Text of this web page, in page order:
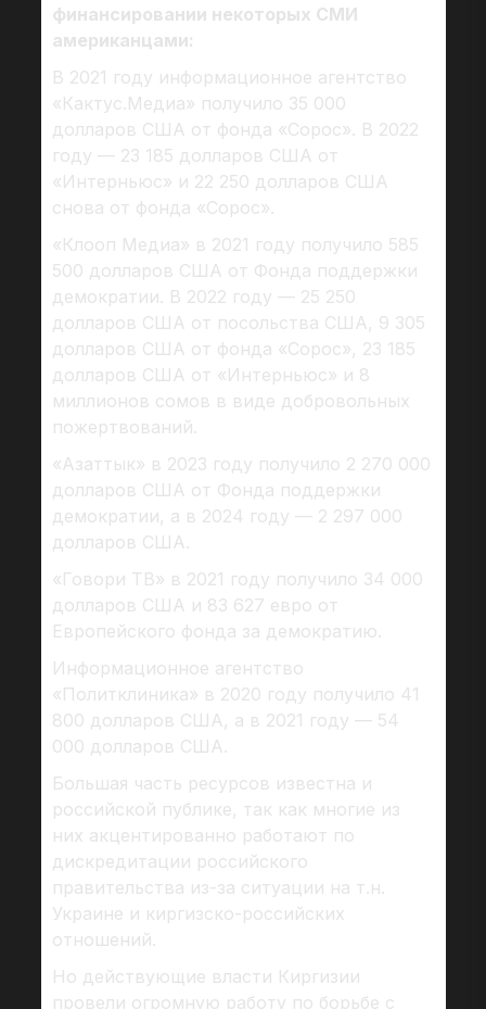
финансировании некоторых СМИ
американцами:
В 2021 году информационное агентство
«Кактус.Медиа» получило 35 000
долларов США от фонда «Сорос». В 2022
году — 23 185 долларов США от
«Интерньюс» и 22 250 долларов США
снова от фонда «Сорос».
«Клооп Медиа» в 2021 году получило 585
500 долларов США от Фонда поддержки
демократии. В 2022 году — 25 250
долларов США от посольства США, 9 305
долларов США от фонда «Сорос», 23 185
долларов США от «Интерньюс» и 8
миллионов сомов в виде добровольных
пожертвований.
«Азаттык» в 2023 году получило 2 270 000
долларов США от Фонда поддержки
демократии, а в 2024 году — 2 297 000
долларов США.
«Говори ТВ» в 2021 году получило 34 000
долларов США и 83 627 евро от
Европейского фонда за демократию.
Информационное агентство
«Политклиника» в 2020 году получило 41
800 долларов США, а в 2021 году — 54
000 долларов США.
Большая часть ресурсов известна и
российской публике, так как многие из
них акцентированно работают по
дискредитации российского
правительства из-за ситуации на т.н.
Украине и киргизско-российских
отношений.
Но действующие власти Киргизии
провели огромную работу по борьбе с